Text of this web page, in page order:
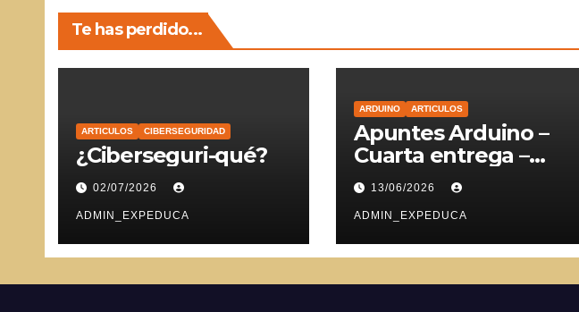
Te has perdido...
ARTICULOS CIBERSEGURIDAD
¿Ciberseguri-qué?
02/07/2026
ADMIN_EXPEDUCA
ARDUINO ARTICULOS
Apuntes Arduino –
Cuarta entrega –
Servomotores
13/06/2026
ADMIN_EXPEDUCA